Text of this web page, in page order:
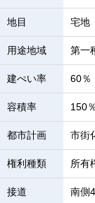
地目 宅地
用途地域 第一
建ぺい率 60％
容積率 150％
都市計画 市街
権利種類 所有
接道 南側